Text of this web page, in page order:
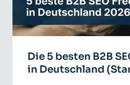
Die 5 besten B2B
in Deutschland